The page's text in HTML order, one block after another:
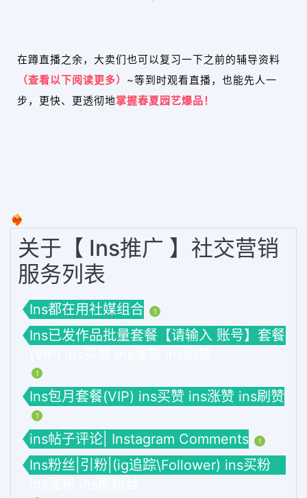
在蹲直播之余，大卖们也可以复习一下之前的辅导资料
（查看以下阅读更多） ~等到时观看直播，也能先人一
步，更快、更透彻地掌握春夏园艺爆品！
❤️‍🔥
关于【 Ins推广 】社交营销
服务列表
Ins都在用社媒组合 1
Ins已发作品批量套餐【请输入 账号】套餐
1
Ins包月套餐(VIP) ins买赞 ins涨赞 ins刷赞
1
ins帖子评论| Instagram Comments 1
Ins粉丝|引粉|(ig追踪\Follower) ins买粉